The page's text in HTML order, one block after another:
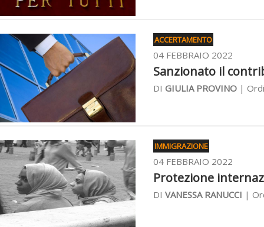
ACCERTAMENTO
04 FEBBRAIO 2022
Sanzionato il
DI GIULIA PROVINO |
IMMIGRAZIONE
04 FEBBRAIO 2022
Protezione
DI VANESSA RANUCCI |